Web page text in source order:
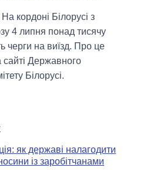
На кордоні Білорусі з
4 липня понад тисячу
черги на виїзд. Про це
сайті Державного
Білорусі.
як державі налагодити
із заробітчанами